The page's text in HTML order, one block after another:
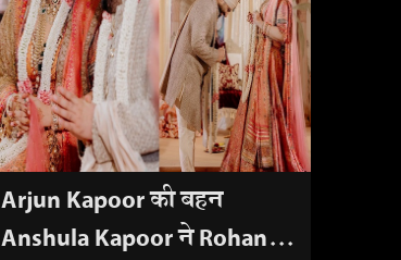
Arjun Kapoor की बहन
Anshula Kapoor ने Rohan...